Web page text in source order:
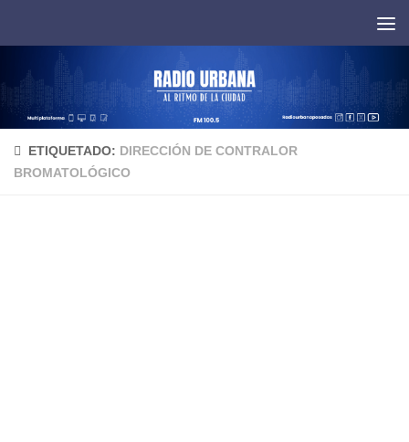
ETIQUETADO: DIRECCIÓN DE CONTRALOR
BROMATOLÓGICO